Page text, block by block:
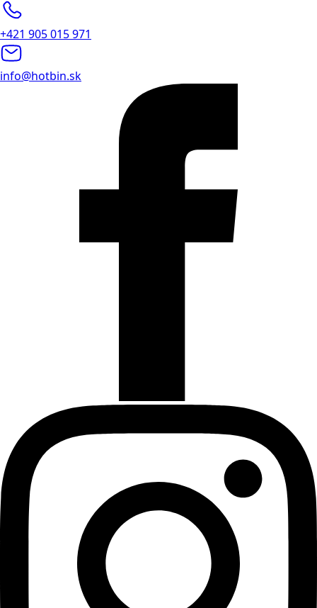
+421 905 015 971
info@hotbin.sk